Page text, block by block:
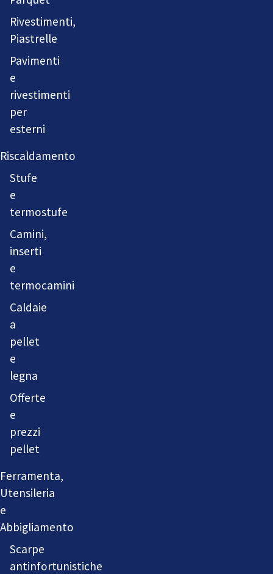
Rivestimenti,
Piastrelle
Pavimenti
e
rivestimenti
per
esterni
Riscaldamento
Stufe
e
termostufe
Camini,
inserti
e
termocamini
Caldaie
a
pellet
e
legna
Offerte
e
prezzi
pellet
Ferramenta,
Utensileria
e
Abbigliamento
Scarpe
antinfortunistiche